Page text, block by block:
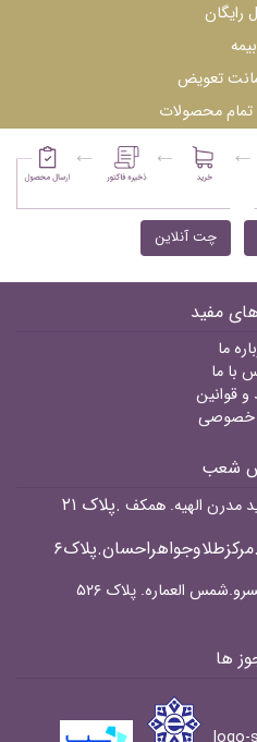
رایگان
بیمه
محصولات
چت آنلاین
مفید
ما
با ما
و قوانین
خصوصی
شعب
.پلاک ۲۱
العماره. پلاک ۵۲۶
ها